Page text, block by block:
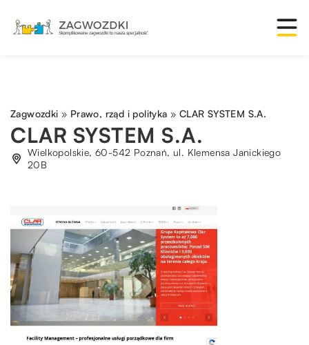
Zagwozdki » Prawo, rząd i polityka » CLAR SYSTEM S.A.
CLAR SYSTEM S.A.
Wielkopolskie, 60-542 Poznań, ul. Klemensa Janickiego
20B